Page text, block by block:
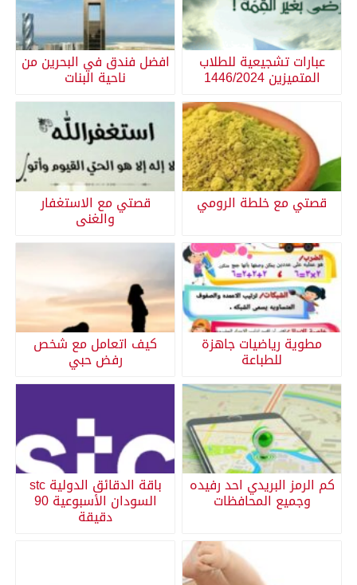
عبارات تشجيعية للطلاب
المتميزين 1446/2024
افضل فندق في البحرين من
ناحية البنات
قصتي مع خلطة الرومي قصتي مع الاستغفار
والغنى
مطوية رياضيات جاهزة
للطباعة
كيف اتعامل مع شخص
رفض حبي
كم الرمز البريدي احد رفيده
وجميع المحافظات
باقة الدقائق الدولية stc
السودان الأسبوعية 90
دقيقة